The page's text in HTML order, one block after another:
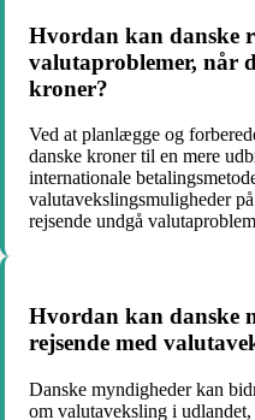
Hvordan kan danske
valutaproblemer, når
kroner?
Ved at planlægge og
danske kroner til en mere
internationale
valutavekslingsmuligheder
rejsende undgå
Hvordan kan danske
rejsende med
Danske myndigheder kan
om valutaveksling i